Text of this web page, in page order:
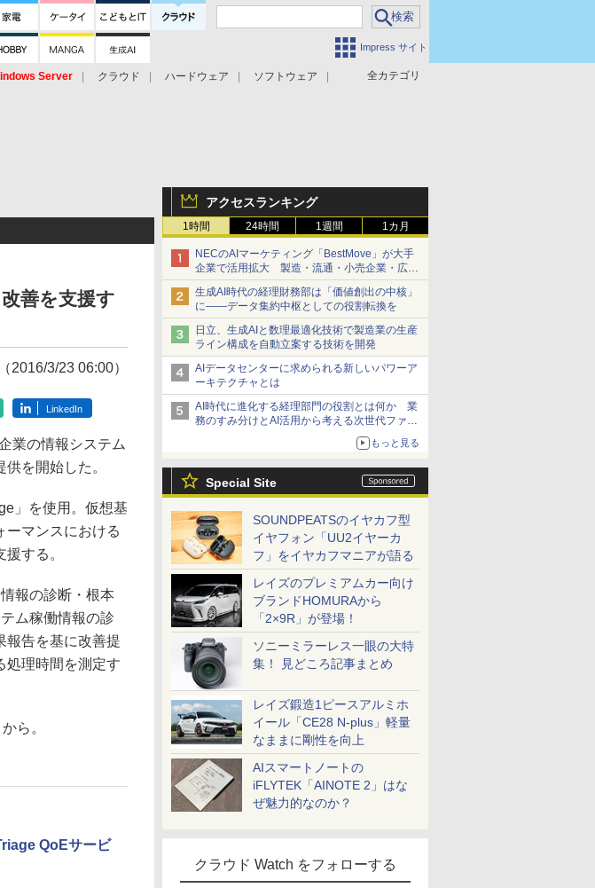
Impress サイト
全カテゴリ
Server クラウド ハードウェア
ソフトウェア
アクセスランキング
1時間 24時間 1週間 1カ月
NECのAIマーケティング「BestMove」が大手
企業で活用拡大 製造・流通・小売企業・広告
代理店などが実装フェーズへ
生成AI時代の経理財務部は「価値創出の中核」
に――データ集約中枢としての役割転換を
日立、生成AIと数理最適化技術で製造業の生産
ライン構成を自動立案する技術を開発
AIデータセンターに求められる新しいパワーア
ーキテクチャとは
AI時代に進化する経理部門の役割とは何か 業
務のすみ分けとAI活用から考える次世代ファイ
もっと見る
Special Site
SOUNDPEATSのイヤカフ型
イヤフォン「UU2イヤーカ
フ」をイヤカフマニアが語る
レイズのプレミアムカー向け
ブランドHOMURAから
「2×9R」が登場！
ソニーミラーレス一眼の大特
集！ 見どころ記事まとめ
レイズ鍛造1ピースアルミホ
イール「CE28 N-plus」軽量
なままに剛性を向上
AIスマートノートの
iFLYTEK「AINOTE 2」はな
ぜ魅力的なのか？
クラウド Watch をフォローする
善を支援す
（2016/3/23 06:00）
LinkedIn
業の情報システム
を開始した。
」を使用。仮想基
ーマンスにおける
する。
報の診断・根本
ム稼働情報の診
報告を基に改善提
処理時間を測定す
ら。
QoEサービ